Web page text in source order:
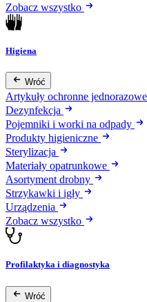
Zobacz wszystko
Higiena
Wróć
Artykuły ochronne jednorazowe
Dezynfekcja
Pojemniki i worki na odpady
Produkty higieniczne
Sterylizacja
Materiały opatrunkowe
Asortyment drobny
Strzykawki i igły
Urządzenia
Zobacz wszystko
Profilaktyka i diagnostyka
Wróć